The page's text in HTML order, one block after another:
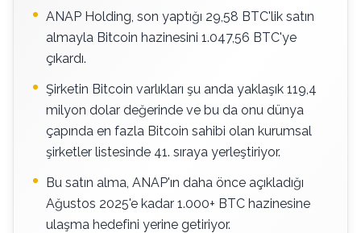
ANAP Holding, son yaptığı 29,58 BTC'lik satın
almayla Bitcoin hazinesini 1.047,56 BTC'ye
çıkardı.
Şirketin Bitcoin varlıkları şu anda yaklaşık 119,4
milyon dolar değerinde ve bu da onu dünya
çapında en fazla Bitcoin sahibi olan kurumsal
şirketler listesinde 41. sıraya yerleştiriyor.
Bu satın alma, ANAP'ın daha önce açıkladığı
Ağustos 2025'e kadar 1.000+ BTC hazinesine
ulaşma hedefini yerine getiriyor.